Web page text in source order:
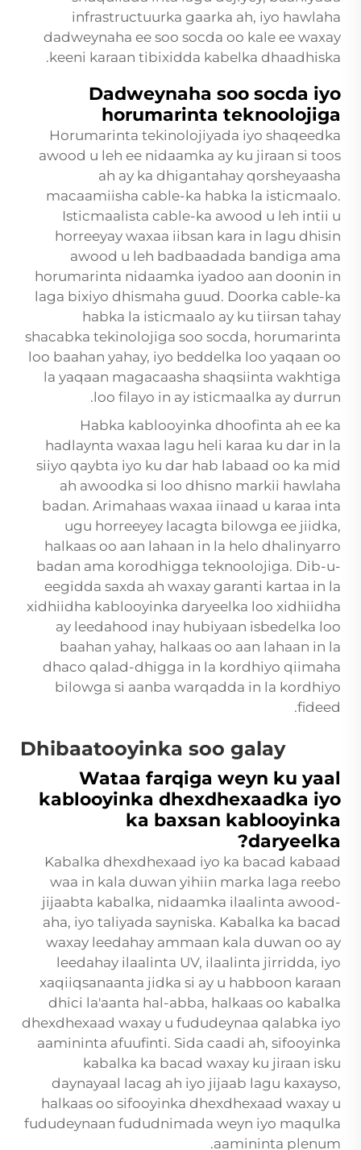
infrastructuurka gaarka ah, iyo hawlaha
dadweynaha ee soo socda oo kale ee waxay
keeni karaan tibixidda kabelka dhaadhiska.
Dadweynaha soo socda iyo
horumarinta teknoolojiga
Horumarinta tekinolojiyada iyo shaqeedka
awood u leh ee nidaamka ay ku jiraan si toos
ah ay ka dhigantahay qorsheyaasha
macaamiisha cable-ka habka la isticmaalo.
Isticmaalista cable-ka awood u leh intii u
horreeyay waxaa iibsan kara in lagu dhisin
awood u leh badbaadada bandiga ama
horumarinta nidaamka iyadoo aan doonin in
laga bixiyo dhismaha guud. Doorka cable-ka
habka la isticmaalo ay ku tiirsan tahay
shacabka tekinolojiga soo socda, horumarinta
loo baahan yahay, iyo beddelka loo yaqaan oo
la yaqaan magacaasha shaqsiinta wakhtiga
loo filayo in ay isticmaalka ay durrun.
Habka kablooyinka dhoofinta ah ee ka
hadlaynta waxaa lagu heli karaa ku dar in la
siiyo qaybta iyo ku dar hab labaad oo ka mid
ah awoodka si loo dhisno markii hawlaha
badan. Arimahaas waxaa iinaad u karaa inta
ugu horreeyey lacagta bilowga ee jiidka,
halkaas oo aan lahaan in la helo dhalinyarro
badan ama korodhigga teknoolojiga. Dib-u-
eegidda saxda ah waxay garanti kartaa in la
xidhiidha kablooyinka daryeelka loo xidhiidha
ay leedahood inay hubiyaan isbedelka loo
baahan yahay, halkaas oo aan lahaan in la
dhaco qalad-dhigga in la kordhiyo qiimaha
bilowga si aanba warqadda in la kordhiyo
fideed.
Dhibaatooyinka soo galay
Wataa farqiga weyn ku yaal
kablooyinka dhexdhexaadka iyo
ka baxsan kablooyinka
daryeelka?
Kabalka dhexdhexaad iyo ka bacad kabaad
waa in kala duwan yihiin marka laga reebo
jijaabta kabalka, nidaamka ilaalinta awood-
aha, iyo taliyada sayniska. Kabalka ka bacad
waxay leedahay ammaan kala duwan oo ay
leedahay ilaalinta UV, ilaalinta jirridda, iyo
xaqiiqsanaanta jidka si ay u habboon karaan
dhici la'aanta hal-abba, halkaas oo kabalka
dhexdhexaad waxay u fududeynaa qalabka iyo
aamininta afuufinti. Sida caadi ah, sifooyinka
kabalka ka bacad waxay ku jiraan isku
daynayaal lacag ah iyo jijaab lagu kaxayso,
halkaas oo sifooyinka dhexdhexaad waxay u
fududeynaan fududnimada weyn iyo maqulka
aamininta plenum.